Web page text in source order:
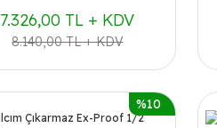
7.326,00 TL + KDV
8.140,00 TL + KDV
%10